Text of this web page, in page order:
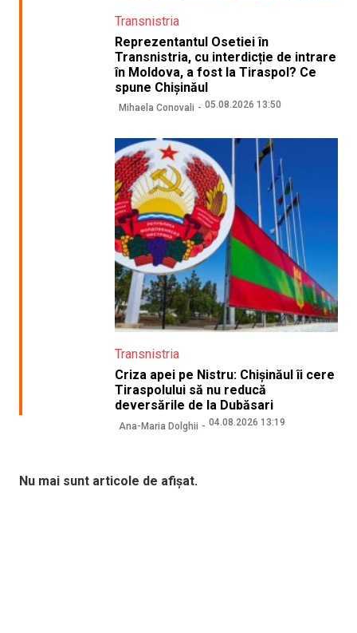
Transnistria
Reprezentantul Osetiei în
Transnistria, cu interdicție de intrare
în Moldova, a fost la Tiraspol? Ce
spune Chișinăul
Mihaela Conovali 05.08.2026 13:50
Transnistria
Criza apei pe Nistru: Chișinăul îi cere
Tiraspolului să nu reducă
deversările de la Dubăsari
Ana-Maria Dolghii 04.08.2026 13:19
Nu mai sunt articole de afișat.